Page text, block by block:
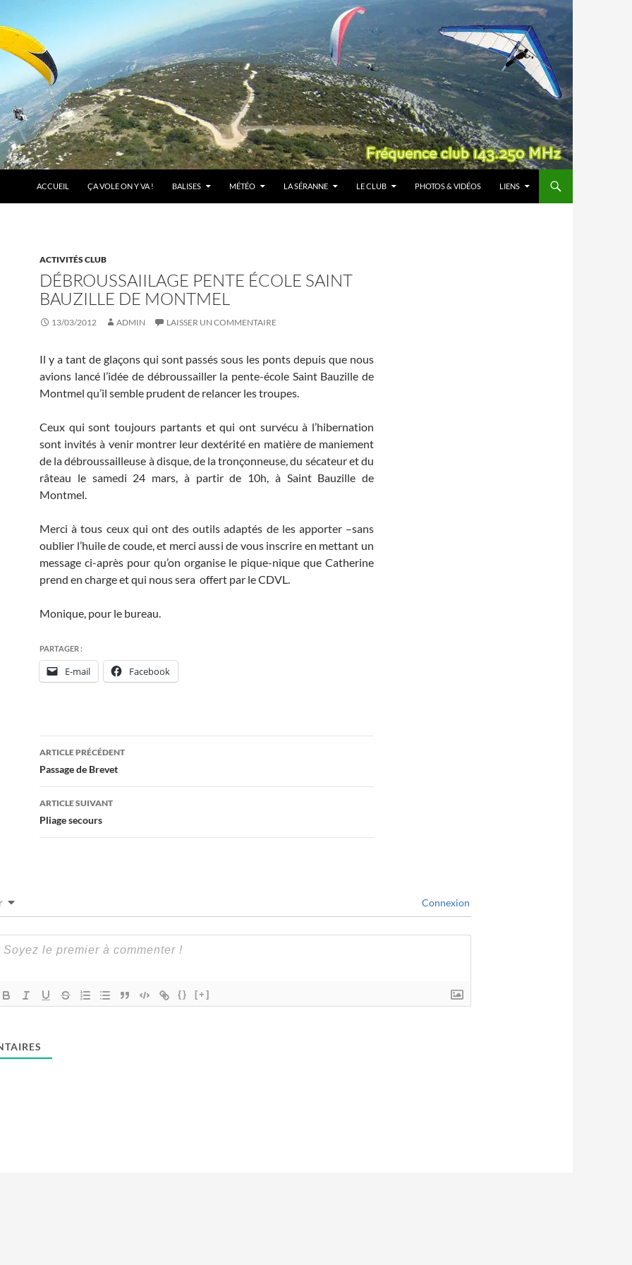
ACCUEIL ÇA VOLE ON Y VA ! BALISES MÉTÉO LA SÉRANNE LE CLUB PHOTOS & VIDÉOS LIENS
ACTIVITÉS CLUB
DÉBROUSSAIILAGE PENTE ÉCOLE SAINT
BAUZILLE DE MONTMEL
13/03/2012 ADMIN LAISSER UN COMMENTAIRE
Il y a tant de glaçons qui sont passés sous les ponts depuis que nous
avions lancé l’idée de débroussailler la pente-école Saint Bauzille de
Montmel qu’il semble prudent de relancer les troupes.
Ceux qui sont toujours partants et qui ont survécu à l’hibernation
sont invités à venir montrer leur dextérité en matière de maniement
de la débroussailleuse à disque, de la tronçonneuse, du sécateur et du
râteau le samedi 24 mars, à partir de 10h, à Saint Bauzille de
Montmel.
Merci à tous ceux qui ont des outils adaptés de les apporter –sans
oublier l’huile de coude, et merci aussi de vous inscrire en mettant un
message ci-après pour qu’on organise le pique-nique que Catherine
prend en charge et qui nous sera offert par le CDVL.
Monique, pour le bureau.
PARTAGER :
E-mail Facebook
Navigation
des
articles
ARTICLE PRÉCÉDENT
Passage de Brevet
ARTICLE SUIVANT
Pliage secours
Connexion
{} [+]